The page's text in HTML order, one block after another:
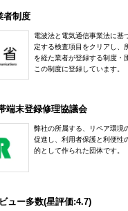
者制度
電波法と電気通信事業法に基
定する検査項目をクリアし、
を経た業者が登録する制度・
この制度に登録しています。
端末登録修理協議会
弊社の所属する、リペア環境
促進し、利用者保護と利便性
的として作られた団体です。
ュー多数(星評価:4.7)